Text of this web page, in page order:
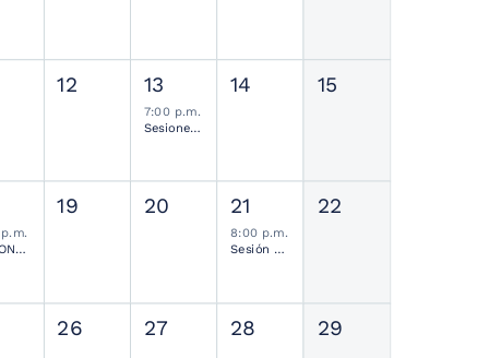
12 13
7:00 p.m.
Sesiones de Residentes Mensual
14 15
SESIONES MENSUALES NEUROCIRUGÍA PEDIÁTRICA MEXICANA
19 20 21
8:00 p.m.
Sesión Ordinaria SMCN
22
26 27 28 29